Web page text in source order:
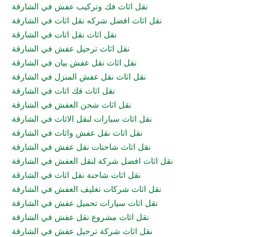
نقل اثاث فك وتركيب عفش في الشارقة
نقل اثاث افضل شركه نقل اثاث في الشارقة
نقل اثاث نقل اتات في الشارقة
نقل اثاث ترحيل عفش في الشارقة
نقل اثاث نقل عفش بيان في الشارقة
نقل اثاث نقل عفش المنزل في الشارقة
نقل اثاث فك اثاث في الشارقة
نقل اثاث شحن العفش في الشارقة
نقل اثاث سيارات لنقل الاثاث في الشارقة
نقل اثاث نقل عفش واثاث في الشارقة
نقل اثاث شاحنات نقل عفش في الشارقة
نقل اثاث افضل شركة لنقل العفش في الشارقة
نقل اثاث شاحنة نقل اثاث في الشارقة
نقل اثاث شركات تغليف العفش في الشارقة
نقل اثاث سيارات تحميل عفش في الشارقة
نقل اثاث مشروع نقل عفش في الشارقة
نقل اثاث شركة ترحيل عفش في الشارقة